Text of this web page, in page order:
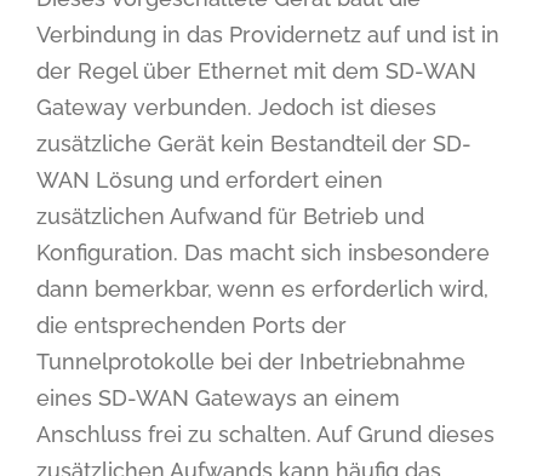
Verbindung in das Providernetz auf und ist in
der Regel über Ethernet mit dem SD-WAN
Gateway verbunden. Jedoch ist dieses
zusätzliche Gerät kein Bestandteil der SD-
WAN Lösung und erfordert einen
zusätzlichen Aufwand für Betrieb und
Konfiguration. Das macht sich insbesondere
dann bemerkbar, wenn es erforderlich wird,
die entsprechenden Ports der
Tunnelprotokolle bei der Inbetriebnahme
eines SD-WAN Gateways an einem
Anschluss frei zu schalten. Auf Grund dieses
zusätzlichen Aufwands kann häufig das